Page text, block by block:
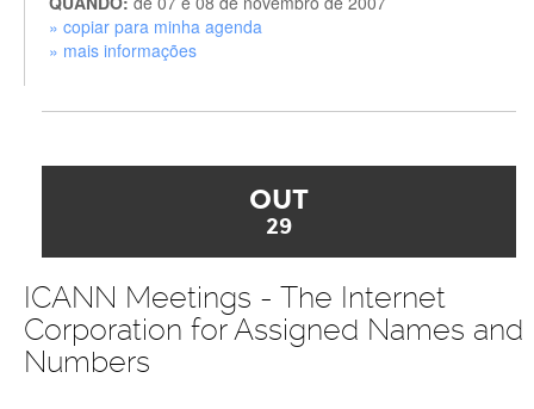
» copiar para minha agenda
» mais informações
OUT
29
ICANN Meetings - The Internet
Corporation for Assigned Names and
Numbers